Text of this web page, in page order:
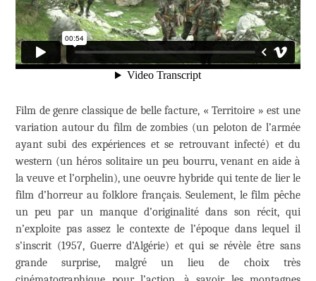
Film de genre classique de belle facture, « Territoire » est une
variation autour du film de zombies (un peloton de l’armée
ayant subi des expériences et se retrouvant infecté) et du
western (un héros solitaire un peu bourru, venant en aide à
la veuve et l’orphelin), une oeuvre hybride qui tente de lier le
film d’horreur au folklore français. Seulement, le film pêche
un peu par un manque d’originalité dans son récit, qui
n’exploite pas assez le contexte de l’époque dans lequel il
s’inscrit (1957, Guerre d’Algérie) et qui se révèle être sans
grande surprise, malgré un lieu de choix très